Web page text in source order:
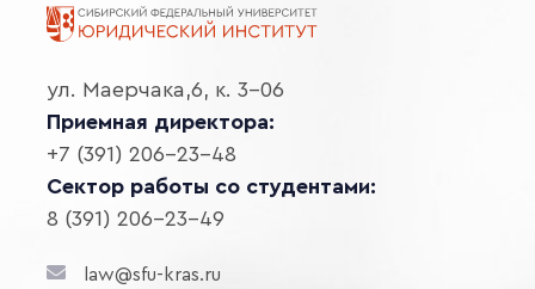
ул. Маерчака,6, к. 3-06
Приемная директора:
+7 (391) 206-23-48
Сектор работы со студентами:
8 (391) 206-23-49
law@sfu-kras.ru